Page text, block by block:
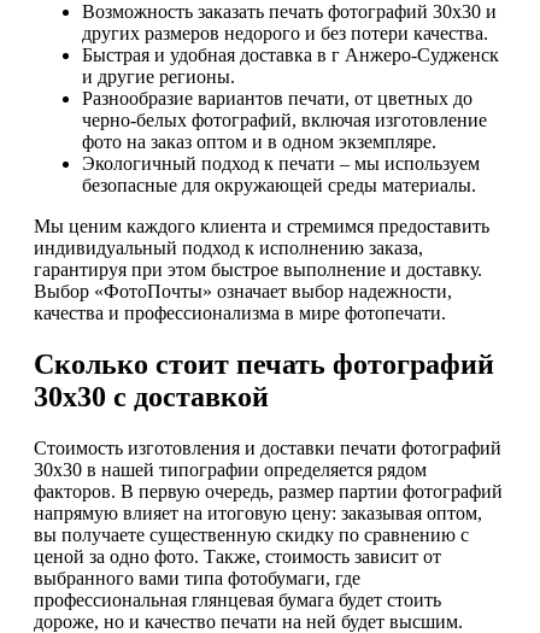
Возможность заказать печать фотографий 30х30 и
других размеров недорого и без потери качества.
Быстрая и удобная доставка в г Анжеро-Судженск
и другие регионы.
Разнообразие вариантов печати, от цветных до
черно-белых фотографий, включая изготовление
фото на заказ оптом и в одном экземпляре.
Экологичный подход к печати – мы используем
безопасные для окружающей среды материалы.
Мы ценим каждого клиента и стремимся предоставить
индивидуальный подход к исполнению заказа,
гарантируя при этом быстрое выполнение и доставку.
Выбор «ФотоПочты» означает выбор надежности,
качества и профессионализма в мире фотопечати.
Сколько стоит печать фотографий
30х30 с доставкой
Стоимость изготовления и доставки печати фотографий
30х30 в нашей типографии определяется рядом
факторов. В первую очередь, размер партии фотографий
напрямую влияет на итоговую цену: заказывая оптом,
вы получаете существенную скидку по сравнению с
ценой за одно фото. Также, стоимость зависит от
выбранного вами типа фотобумаги, где
профессиональная глянцевая бумага будет стоить
дороже, но и качество печати на ней будет высшим.